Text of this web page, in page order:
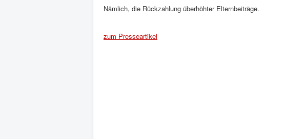
Nämlich, die Rückzahlung überhöhter Elternbeiträge.
zum Presseartikel